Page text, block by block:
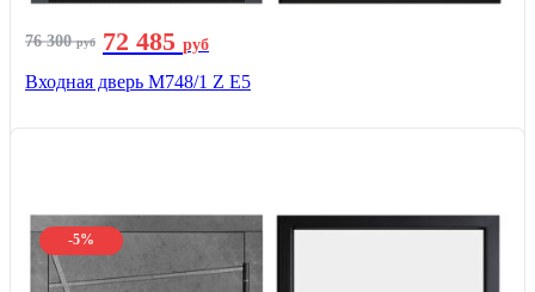
76 300руб 72 485 руб
Входная дверь М748/1 Z Е5
-5%